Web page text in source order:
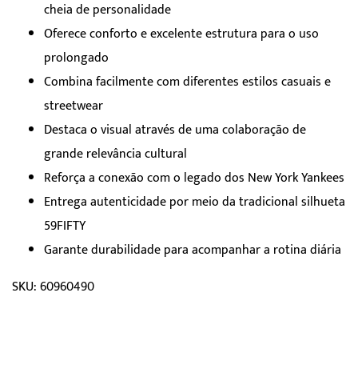
cheia de personalidade
Oferece conforto e excelente estrutura para o uso
prolongado
Combina facilmente com diferentes estilos casuais e
streetwear
Destaca o visual através de uma colaboração de
grande relevância cultural
Reforça a conexão com o legado dos New York Yankees
Entrega autenticidade por meio da tradicional silhueta
59FIFTY
Garante durabilidade para acompanhar a rotina diária
SKU: 60960490